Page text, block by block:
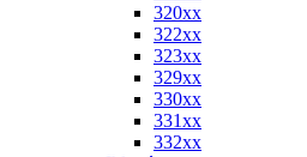
320xx
322xx
323xx
329xx
330xx
331xx
332xx